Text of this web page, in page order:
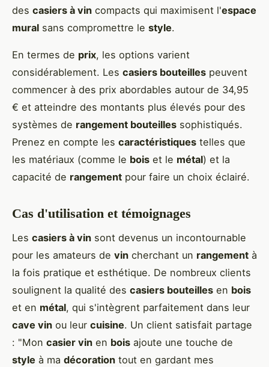
des casiers à vin compacts qui maximisent l'espace
mural sans compromettre le style.
En termes de prix, les options varient
considérablement. Les casiers bouteilles peuvent
commencer à des prix abordables autour de 34,95
€ et atteindre des montants plus élevés pour des
systèmes de rangement bouteilles sophistiqués.
Prenez en compte les caractéristiques telles que
les matériaux (comme le bois et le métal) et la
capacité de rangement pour faire un choix éclairé.
Cas d'utilisation et témoignages
Les casiers à vin sont devenus un incontournable
pour les amateurs de vin cherchant un rangement à
la fois pratique et esthétique. De nombreux clients
soulignent la qualité des casiers bouteilles en bois
et en métal, qui s'intègrent parfaitement dans leur
cave vin ou leur cuisine. Un client satisfait partage
: "Mon casier vin en bois ajoute une touche de
style à ma décoration tout en gardant mes